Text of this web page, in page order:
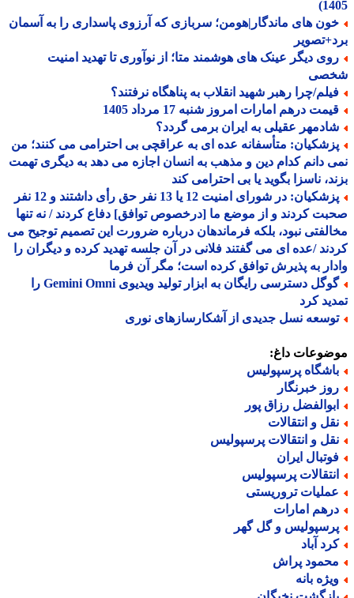
های ماندگار|هومن؛ سربازی که آرزوی پاسداری را به آسمان
دیگر عینک های هوشمند متا؛ از نوآوری تا تهدید امنیت
چرا رهبر شهید انقلاب به پناهگاه نرفتند؟
درهم امارات امروز شنبه 17 مرداد 1405
عقیلی به ایران برمی گردد؟
متأسفانه عده ای به عراقچی بی احترامی می کنند؛ من
دانم کدام دین و مذهب به انسان اجازه می دهد به دیگری تهمت
ناسزا بگوید یا بی احترامی کند
پزشکیان: در شورای امنیت 12 یا 13 نفر حق رأی داشتند و 12 نفر
کردند و از موضع ما [درخصوص توافق] دفاع کردند / نه تنها
نبود، بلکه فرماندهان درباره ضرورت این تصمیم توجیح می
/عده ای می گفتند فلانی در آن جلسه تهدید کرده و دیگران را
به پذیرش توافق کرده است؛ مگر آن فرما
گوگل دسترسی رایگان به ابزار تولید ویدیوی Gemini Omni را
کرد
نسل جدیدی از آشکارسازهای نوری
داغ:
پرسپولیس
خبرنگار
رزاق پور
و انتقالات
و انتقالات پرسپولیس
ایران
پرسپولیس
تروریستی
امارات
و گل گهر
آباد
پراش
بانه